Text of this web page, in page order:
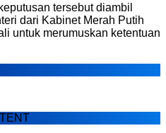
tersebut diambil
dari Kabinet Merah Putih
untuk merumuskan ketentuan